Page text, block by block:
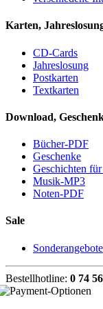
Karten,
CD-Cards
Jahreslosung
Postkarten
Textkarten
Download,
Bücher-PDF
Geschenke
Geschichten
Musik-MP3
Noten-PDF
Sale
Sonderangebote
Bestellhotline: 0 74